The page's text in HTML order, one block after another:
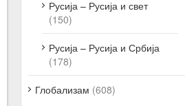
Русија – Русија и свет
(150)
Русија – Русија и Србија
(178)
Глобализам (608)